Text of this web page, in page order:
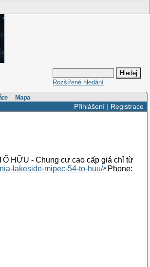
Rozšířené hledání
Mapa
Přihlášení| Registrace
HỮU - Chung cư cao cấp giá chỉ từ
lakeside-mipec-54-to-huu/
Phone: